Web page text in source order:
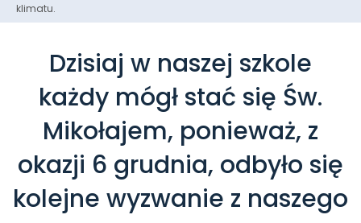
klimatu.
Dzisiaj w naszej szkole
każdy mógł stać się Św.
Mikołajem, ponieważ, z
okazji 6 grudnia, odbyło się
kolejne wyzwanie z naszego